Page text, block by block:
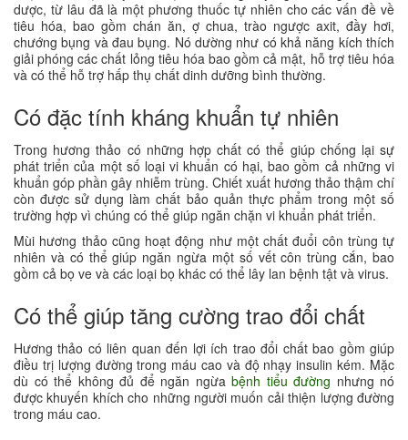
dược, từ lâu đã là một phương thuốc tự nhiên cho các vấn đề về
tiêu hóa, bao gồm chán ăn, ợ chua, trào ngược axit, đầy hơi,
chướng bụng và đau bụng. Nó dường như có khả năng kích thích
giải phóng các chất lỏng tiêu hóa bao gồm cả mật, hỗ trợ tiêu hóa
và có thể hỗ trợ hấp thụ chất dinh dưỡng bình thường.
Có đặc tính kháng khuẩn tự nhiên
Trong hương thảo có những hợp chất có thể giúp chống lại sự
phát triển của một số loại vi khuẩn có hại, bao gồm cả những vi
khuẩn góp phần gây nhiễm trùng. Chiết xuất hương thảo thậm chí
còn được sử dụng làm chất bảo quản thực phẩm trong một số
trường hợp vì chúng có thể giúp ngăn chặn vi khuẩn phát triển.
Mùi hương thảo cũng hoạt động như một chất đuổi côn trùng tự
nhiên và có thể giúp ngăn ngừa một số vết côn trùng cắn, bao
gồm cả bọ ve và các loại bọ khác có thể lây lan bệnh tật và virus.
Có thể giúp tăng cường trao đổi chất
Hương thảo có liên quan đến lợi ích trao đổi chất bao gồm giúp
điều trị lượng đường trong máu cao và độ nhạy insulin kém. Mặc
dù có thể không đủ để ngăn ngừa bệnh tiểu đường nhưng nó
được khuyến khích cho những người muốn cải thiện lượng đường
trong máu cao.